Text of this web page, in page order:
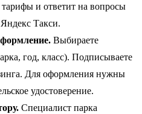
и ответит на вопросы
Такси.
Выбираете
год, класс). Подписываете
Для оформления нужны
удостоверение.
Специалист парка